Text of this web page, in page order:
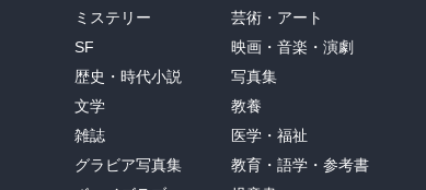
ミステリー
SF
歴史・時代小説
文学
雑誌
グラビア写真集
芸術・アート
映画・音楽・演劇
写真集
教養
医学・福祉
教育・語学・参考書